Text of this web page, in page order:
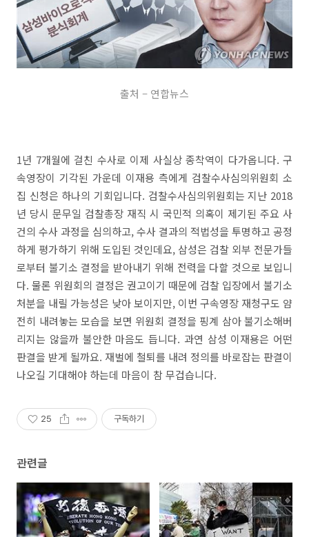
출처 – 연합뉴스
1년 7개월에 걸친 수사로 이제 사실상 종착역이 다가옵니다. 구
속영장이 기각된 가운데 이재용 측에게 검찰수사심의위원회 소
집 신청은 하나의 기회입니다. 검찰수사심의위원회는 지난 2018
년 당시 문무일 검찰총장 재직 시 국민적 의혹이 제기된 주요 사
건의 수사 과정을 심의하고, 수사 결과의 적법성을 투명하고 공정
하게 평가하기 위해 도입된 것인데요, 삼성은 검찰 외부 전문가들
로부터 불기소 결정을 받아내기 위해 전력을 다할 것으로 보입니
다. 물론 위원회의 결정은 권고이기 때문에 검찰 입장에서 불기소
처분을 내릴 가능성은 낮아 보이지만, 이번 구속영장 재청구도 얌
전히 내려놓는 모습을 보면 위원회 결정을 핑계 삼아 불기소해버
리지는 않을까 불안한 마음도 듭니다. 과연 삼성 이재용은 어떤
판결을 받게 될까요. 재벌에 철퇴를 내려 정의를 바로잡는 판결이
나오길 기대해야 하는데 마음이 참 무겁습니다.
25 구독하기
관련글